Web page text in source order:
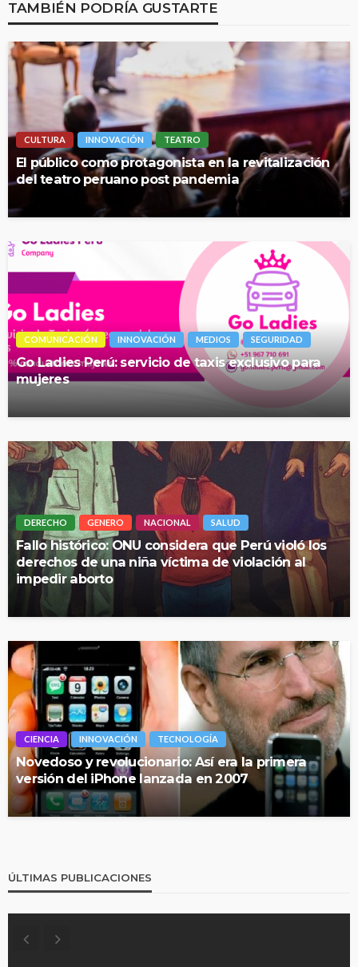
TAMBIÉN PODRÍA GUSTARTE
CULTURA INNOVACIÓN TEATRO
El público como protagonista en la revitalización
del teatro peruano post pandemia
COMUNICACIÓN INNOVACIÓN MEDIOS SEGURIDAD
Go Ladies Perú: servicio de taxis exclusivo para
mujeres
DERECHO GENERO NACIONAL SALUD
Fallo histórico: ONU considera que Perú violó los
derechos de una niña víctima de violación al
impedir aborto
CIENCIA INNOVACIÓN TECNOLOGÍA
Novedoso y revolucionario: Así era la primera
versión del iPhone lanzada en 2007
ÚLTIMAS PUBLICACIONES